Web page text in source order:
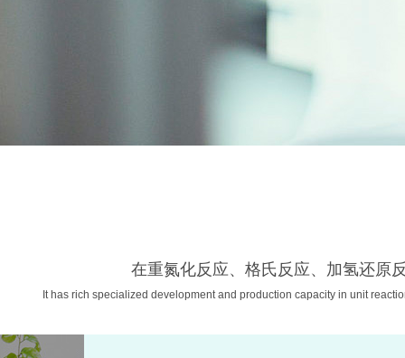
在重氮化反应、格氏反应、加氢还原
It has rich specialized development and production capacity in unit